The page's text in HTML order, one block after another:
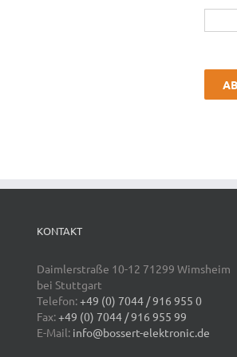
KONTAKT
Daimlerstraße 10-12 71299 Wimsheim
bei Stuttgart
Telefon:+49 (0) 7044 / 916 955 0
Fax:+49 (0) 7044 / 916 955 99
E-Mail: info@bossert-elektronic.de